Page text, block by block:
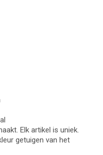
Elk artikel is uniek.
getuigen van het